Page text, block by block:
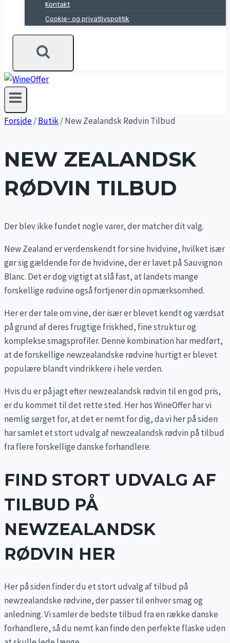
Kontakt
Cookie- og privatlivspolitik
Forside/Butik/New Zealandsk Rødvin Tilbud
NEW ZEALANDSK
RØDVIN TILBUD
Der blev ikke fundet nogle varer, der matcher dit valg.
New Zealand er verdenskendt for sine hvidvine, hvilket især
gør sig gældende for de hvidvine, der er lavet på Sauvignon
Blanc. Det er dog vigtigt at slå fast, at landets mange
forskellige rødvine også fortjener din opmærksomhed.
Her er der tale om vine, der især er blevet kendt og værdsat
på grund af deres frugtige friskhed, fine struktur og
komplekse smagsprofiler. Denne kombination har medført,
at de forskellige newzealandske rødvine hurtigt er blevet
populære blandt vindrikkere i hele verden.
Hvis du er på jagt efter newzealandsk rødvin til en god pris,
er du kommet til det rette sted. Her hos WineOffer har vi
nemlig sørget for, at det er nemt for dig, da vi her på siden
har samlet et stort udvalg af newzealandsk rødvin på tilbud
fra flere forskellige danske forhandlere.
FIND STORT UDVALG AF
TILBUD PÅ
NEWZEALANDSK
RØDVIN HER
Her på siden finder du et stort udvalg af tilbud på
newzealandske rødvine, der passer til enhver smag og
anledning. Vi samler de bedste tilbud fra en række danske
forhandlere, så du nemt kan finde den perfekte flaske uden